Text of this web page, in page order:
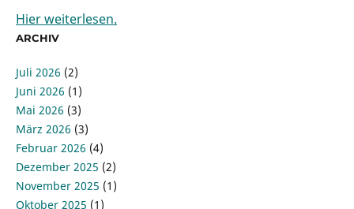
Hier weiterlesen.
ARCHIV
Juli 2026 (2)
Juni 2026 (1)
Mai 2026 (3)
März 2026 (3)
Februar 2026 (4)
Dezember 2025 (2)
November 2025 (1)
Oktober 2025 (1)